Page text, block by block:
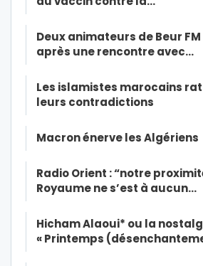
Deux animateurs de Beur
après une rencontre avec…
Les islamistes marocains
leurs contradictions
Macron énerve les Algériens
Radio Orient : “notre
Royaume ne s’est à aucun…
Hicham Alaoui* ou la
« Printemps